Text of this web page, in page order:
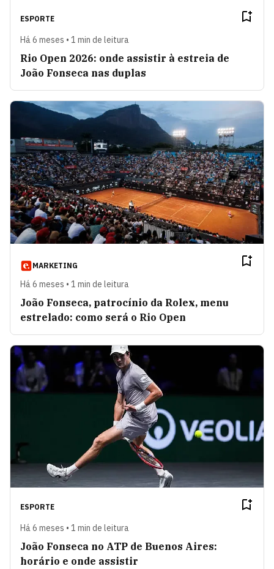
ESPORTE
Há 6 meses • 1 min de leitura
Rio Open 2026: onde assistir à estreia de
João Fonseca nas duplas
MARKETING
Há 6 meses • 1 min de leitura
João Fonseca, patrocínio da Rolex, menu
estrelado: como será o Rio Open
ESPORTE
Há 6 meses • 1 min de leitura
João Fonseca no ATP de Buenos Aires:
horário e onde assistir